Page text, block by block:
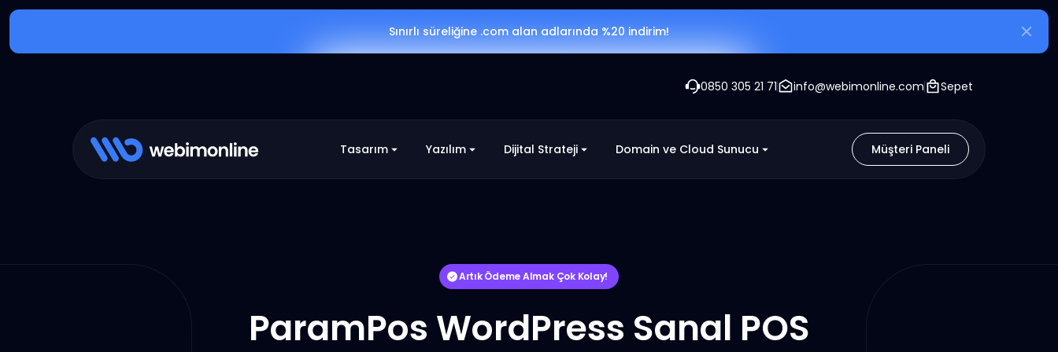
Sınırlı süreliğine .com alan adlarında %20 indirim!
0850 305 21 71 info@webimonline.com Sepet
Tasarım Yazılım Dijital Strateji Domain ve Cloud Sunucu Müşteri Paneli
Artık Ödeme Almak Çok Kolay!
ParamPos WordPress Sanal POS